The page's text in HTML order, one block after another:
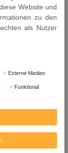
bei Kindern
das nicht
Website und
zu den
als Nutzer
Externe Medien
Funktional